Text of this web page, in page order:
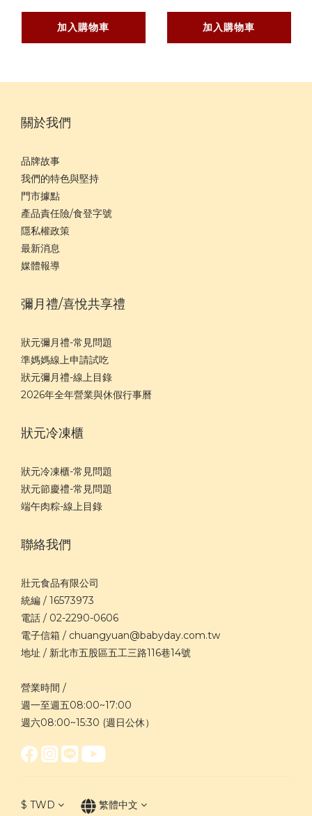
加入購物車 加入購物車
關於我們
品牌故事
我們的特色與堅持
門市據點
產品責任險/食登字號
隱私權政策
最新消息
媒體報導
彌月禮/喜悅共享禮
狀元彌月禮-常見問題
準媽媽線上申請試吃
狀元彌月禮-線上目錄
2026年全年營業與休假行事曆
狀元冷凍櫃
狀元冷凍櫃-常見問題
狀元節慶禮-常見問題
端午肉粽-線上目錄
聯絡我們
壯元食品有限公司
統編 / 16573973
電話 / 02-2290-0606
電子信箱 / chuangyuan@babyday.com.tw
地址 / 新北市五股區五工三路116巷14號
營業時間 /
週一至週五08:00~17:00
週六08:00~15:30 (週日公休）
$ TWD 繁體中文